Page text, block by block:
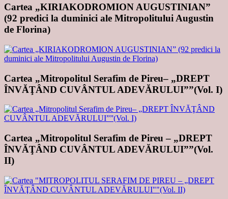
Cartea „KIRIAKODROMION AUGUSTINIAN”
(92 predici la duminici ale Mitropolitului Augustin
de Florina)
Cartea „Mitropolitul Serafim de Pireu– „DREPT
ÎNVĂŢÂND CUVÂNTUL ADEVĂRULUI””(Vol. I)
Cartea „Mitropolitul Serafim de Pireu – „DREPT
ÎNVĂŢÂND CUVÂNTUL ADEVĂRULUI””(Vol.
II)